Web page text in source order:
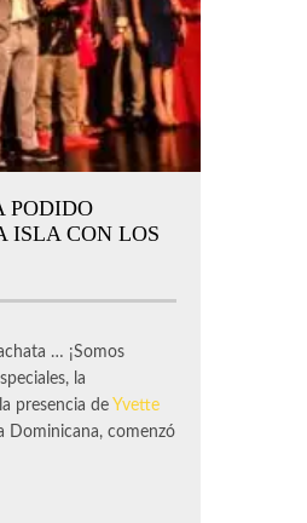
PODIDO
ISLA CON LOS
… ¡Somos
la
presencia de Yvette
Dominicana, comenzó